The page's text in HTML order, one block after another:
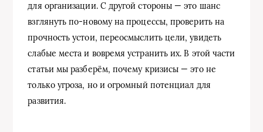
для организации. С другой стороны — это шанс
взглянуть по-новому на процессы, проверить на
прочность устои, переосмыслить цели, увидеть
слабые места и вовремя устранить их. В этой части
статьи мы разберём, почему кризисы — это не
только угроза, но и огромный потенциал для
развития.